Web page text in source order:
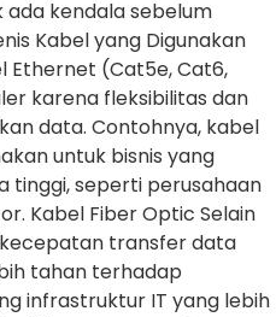
ada kendala sebelum
Kabel yang Digunakan
Ethernet (Cat5e, Cat6,
karena fleksibilitas dan
data. Contohnya, kabel
untuk bisnis yang
seperti perusahaan
Kabel Fiber Optic Selain
transfer data
tahan terhadap
infrastruktur IT yang lebih